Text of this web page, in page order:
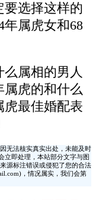
要选择这样的
年属虎女和68
么属相的男人
属虎的和什么
虎最佳婚配表
无法核实真实出处，未能及时
立即处理，本站部分文字与图
源标注错误或侵犯了您的合法
，情况属实，我们会第